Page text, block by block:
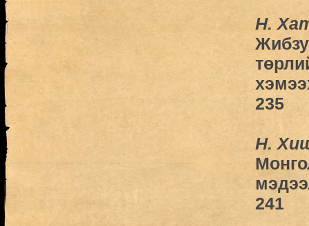
Н.
235
Н.
241